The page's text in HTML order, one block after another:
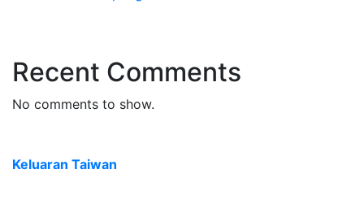
Recent Comments
No comments to show.
Keluaran Taiwan